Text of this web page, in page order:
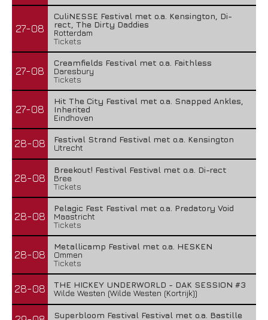
27-08
CuliNESSE Festival met o.a. Kensington, Di-
rect, The Dirty Daddies
Rotterdam
Tickets
27-08
Creamfields Festival met o.a. Faithless
Daresbury
Tickets
27-08
Hit The City Festival met o.a. Snapped Ankles,
Inherited
Eindhoven
28-08
Festival Strand Festival met o.a. Kensington
Utrecht
28-08
Breekout! Festival Festival met o.a. Di-rect
Bree
Tickets
28-08
Pelagic Fest Festival met o.a. Predatory Void
Maastricht
Tickets
28-08
Metallicamp Festival met o.a. HESKEN
Ommen
Tickets
28-08
THE HICKEY UNDERWORLD - DAK SESSION #3
Wilde Westen (Wilde Westen (Kortrijk))
Superbloom Festival Festival met o.a. Bastille